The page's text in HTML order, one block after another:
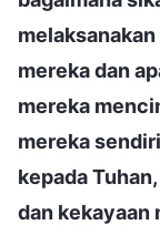
mereka dan
mereka
mereka
kepada
dan kekayaan